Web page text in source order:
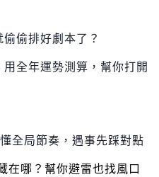
偷排好劇本了？
全年運勢測算，幫你打開
全局節奏，遇事先踩對點
在哪？幫你避雷也找風口